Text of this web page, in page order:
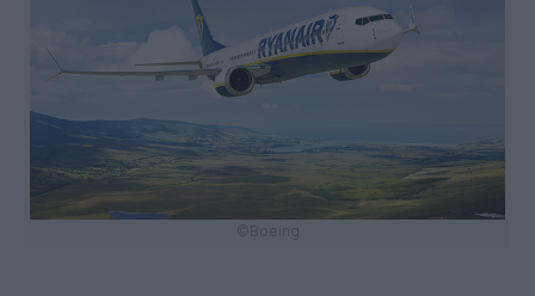
©Boeing